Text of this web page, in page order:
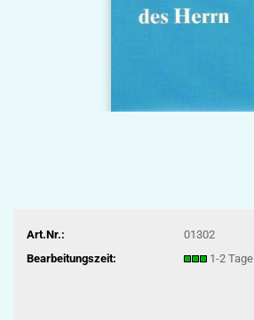
Art.Nr.:
01302
Bearbeitungszeit:
1-2 Tage